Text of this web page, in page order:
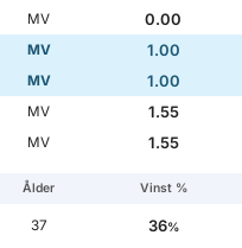
MV
0.00
MV
1.00
MV
1.00
MV
1.55
MV 1.55
Ålder Vinst %
37 36%